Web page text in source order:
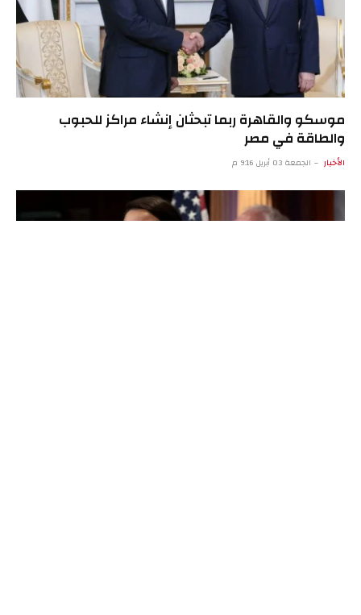
موسكو والقاهرة ربما تبحثان إنشاء مراكز للحبوب
والطاقة في مصر
الأخبار الجمعة 03 أبريل 9:16 م